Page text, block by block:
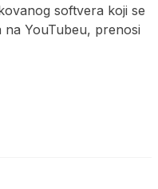
softvera koji se
YouTubeu, prenosi